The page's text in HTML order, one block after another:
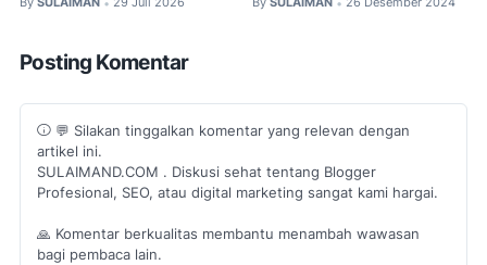
Posting Komentar
💬 Silakan tinggalkan komentar yang relevan dengan
artikel ini.
SULAIMAND.COM . Diskusi sehat tentang Blogger
Profesional, SEO, atau digital marketing sangat kami hargai.
🙏 Komentar berkualitas membantu menambah wawasan
bagi pembaca lain.